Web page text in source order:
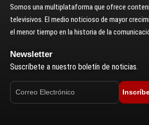
Somos una multiplataforma que ofrece
televisivos. El medio noticioso de mayor
el menor tiempo en la historia de la
Newsletter
Suscríbete a nuestro boletín de noticias.